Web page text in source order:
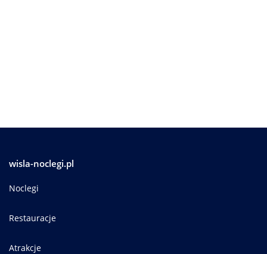
wisla-noclegi.pl
Noclegi
Restauracje
Atrakcje